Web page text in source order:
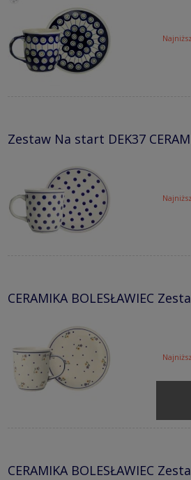
Zestaw Na start DEK37
CERAMIKA BOLESŁAWIEC
CERAMIKA BOLESŁAWIEC